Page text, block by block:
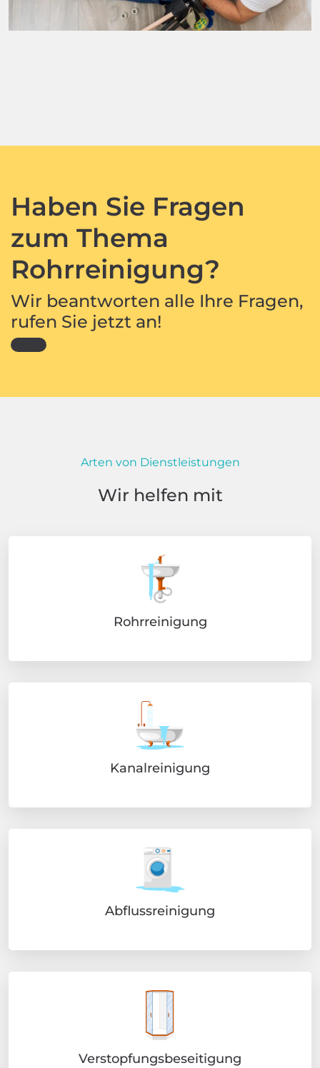
Haben Sie Fragen
zum Thema
Rohrreinigung?
Wir beantworten alle Ihre Fragen,
rufen Sie jetzt an!
Arten von Dienstleistungen
Wir helfen mit
Rohrreinigung
Kanalreinigung
Abflussreinigung
Verstopfungsbeseitigung